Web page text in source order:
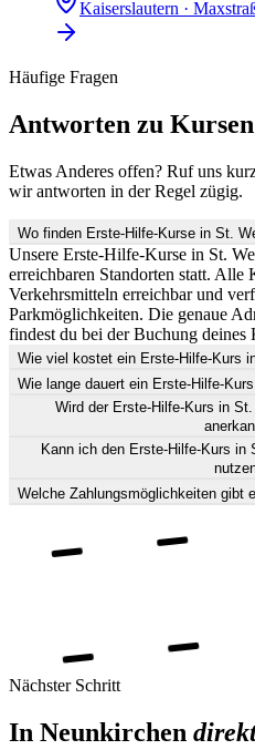
Kaiserslautern ·
Häufige Fragen
Antworten zu
Etwas Anderes offen? Ruf uns
wir antworten in der Regel zügig.
Wo finden Erste-Hilfe-Kurse in St.
Unsere Erste-Hilfe-Kurse in St.
erreichbaren Standorten statt.
Verkehrsmitteln erreichbar und
Parkmöglichkeiten. Die genaue
findest du bei der Buchung deines
Wie viel kostet ein Erste-Hilfe-Kurs
Wie lange dauert ein Erste-Hilfe-
Wird der Erste-Hilfe-Kurs in
Kann ich den Erste-Hilfe-Kurs in
Welche Zahlungsmöglichkeiten gibt
Nächster Schritt
In Neunkirchen